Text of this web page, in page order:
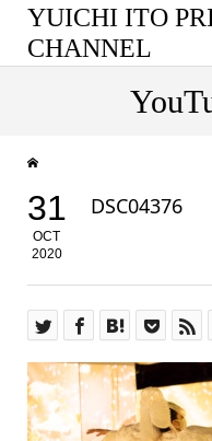
YUICHI ITO
CHANNEL
31
OCT
2020
DSC04376